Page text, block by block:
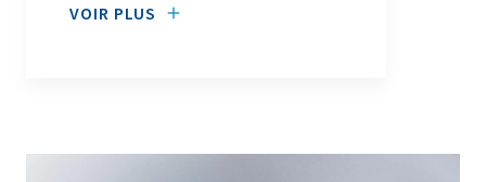
VOIR PLUS